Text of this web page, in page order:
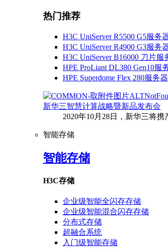
热门推荐
H3C UniServer R5500 G5服务
H3C UniServer R4900 G3服务
H3C UniServer B16000 刀片服
HPE ProLiant DL380 Gen10服
HPE Superdome Flex 280服务器
新华三智慧计算战略暨新品发布会
2020年10月28日，新华三将
智能存储
智能存储
H3C存储
企业级智能全闪存存储
企业级智能混合闪存存储
分布式存储
超融合系统
入门级智能存储